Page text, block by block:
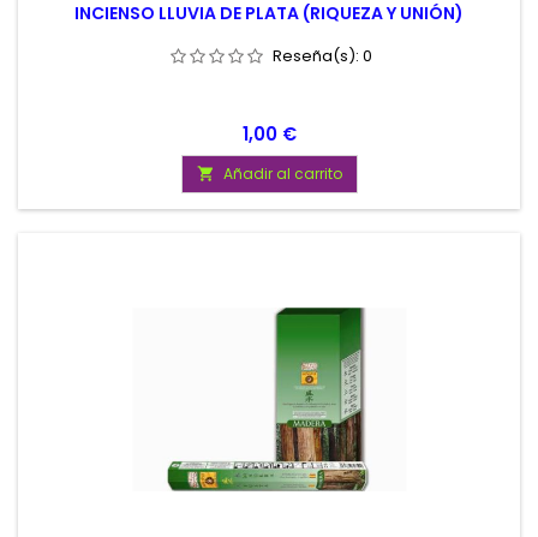
INCIENSO LLUVIA DE PLATA (RIQUEZA Y UNIÓN)
Reseña(s): 0
Precio
1,00 €
 Añadir al carrito